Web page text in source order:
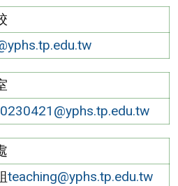
teaching@yphs.tp.edu.tw